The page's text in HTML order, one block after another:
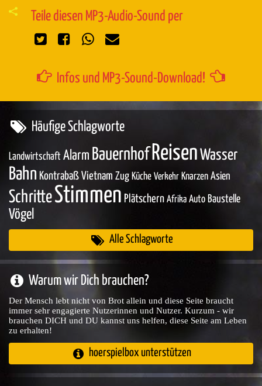
Teile diesen MP3-Audio-Sound per
Infos und MP3-Sound-Download!
Häufige Schlagworte
Landwirtschaft Alarm Bauernhof ReisenWasser
Bahn Kontrabaß Vietnam Zug Küche Verkehr Knarzen Asien
SchritteStimmen Plätschern Afrika Auto Baustelle
Vögel
Alle Schlagworte
Warum wir Dich brauchen?
Der Mensch lebt nicht von Brot allein und diese Seite braucht
immer sehr engagierte Nutzerinnen und Nutzer. Kurzum - wir
brauchen DICH und DU kannst uns helfen, diese Seite am Leben
zu erhalten!
hoerspielbox unterstützen